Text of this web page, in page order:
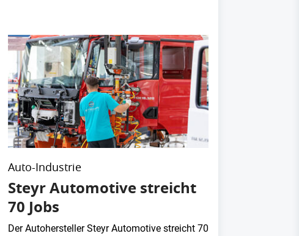
Auto-Industrie
Steyr Automotive streicht
70 Jobs
Der Autohersteller Steyr Automotive streicht 70